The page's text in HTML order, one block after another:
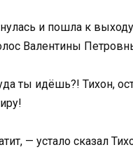
и пошла к
Валентины
ты идёшь?! Тихон,
— устало сказал